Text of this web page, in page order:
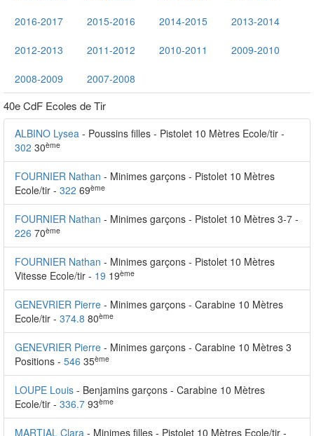
2016-2017 2015-2016 2014-2015 2013-2014
2012-2013 2011-2012 2010-2011 2009-2010
2008-2009 2007-2008
40e CdF Ecoles de Tir
ALBINO Lysea - Poussins filles - Pistolet 10 Mètres Ecole/tir -
302 30ème
FOURNIER Nathan - Minimes garçons - Pistolet 10 Mètres
Ecole/tir - 322 69ème
FOURNIER Nathan - Minimes garçons - Pistolet 10 Mètres 3-7 -
226 70ème
FOURNIER Nathan - Minimes garçons - Pistolet 10 Mètres
Vitesse Ecole/tir - 19 19ème
GENEVRIER Pierre - Minimes garçons - Carabine 10 Mètres
Ecole/tir - 374.8 80ème
GENEVRIER Pierre - Minimes garçons - Carabine 10 Mètres 3
Positions - 546 35ème
LOUPE Louis - Benjamins garçons - Carabine 10 Mètres
Ecole/tir - 336.7 93ème
MARTIAL Clara - Minimes filles - Pistolet 10 Mètres Ecole/tir -